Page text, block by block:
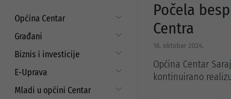
Općina Centar
Općinski načelnik
Zakoni i propisi
ISO standardi
Građani
Put do prava
Mjesne zajednice
Servisne informacije
Biznis i investicije
Digitalizacija poslovanja
unaprjeđenje poduzetništva
E-Uprava
Moj Centar
Mladi u općini Centar
Počela
Centra
16. oktobar 2024.
Općina Centar
kontinuirano